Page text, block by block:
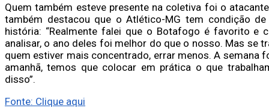
Quem também esteve presente na coletiva foi o
também destacou que o Atlético-MG tem condição
história: “Realmente falei que o Botafogo é favorito e
analisar, o ano deles foi melhor do que o nosso. Mas se
quem estiver mais concentrado, errar menos. A semana
amanhã, temos que colocar em prática o que
disso”.
Fonte: Clique aqui